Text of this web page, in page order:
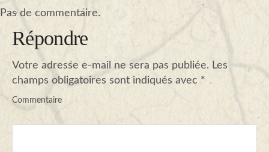
Pas de commentaire.
Répondre
Votre adresse e-mail ne sera pas publiée. Les
champs obligatoires sont indiqués avec *
Commentaire